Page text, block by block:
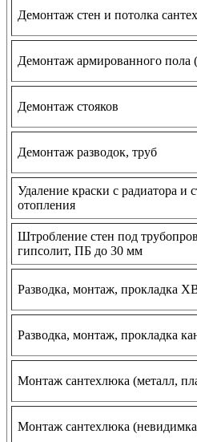
Демонтаж стен и потолка
Демонтаж армированного пола
Демонтаж стояков
Демонтаж разводок, труб
Удаление краски с радиатора и
отопления
Штробление стен под
гипсолит, ПБ до 30 мм
Разводка, монтаж, прокладка
Разводка, монтаж, прокладка
Монтаж сантехлюка (металл,
Монтаж сантехлюка